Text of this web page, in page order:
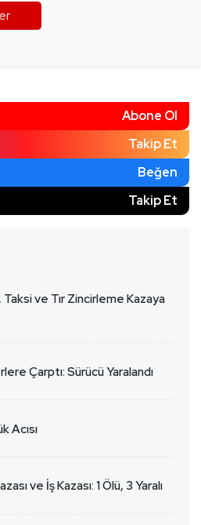
Abone Ol
Takip Et
Beğen
Takip Et
ve Tır Zincirleme Kazaya
Çarptı: Sürücü Yaralandı
Acısı
ve İş Kazası: 1 Ölü, 3 Yaralı